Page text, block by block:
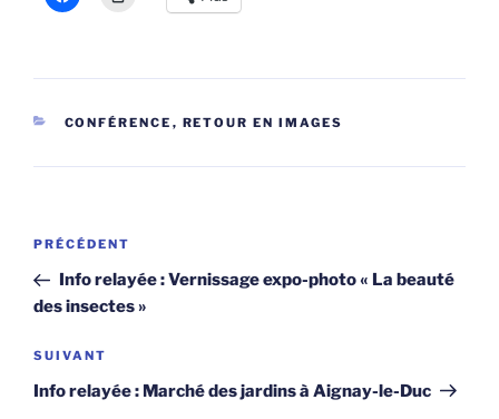
CATÉGORIES
CONFÉRENCE , RETOUR EN IMAGES
Navigation
l’article
Article
précédent
PRÉCÉDENT
Info relayée : Vernissage expo-photo « La beauté
des insectes »
Article
suivant
SUIVANT
Info relayée : Marché des jardins à Aignay-le-Duc